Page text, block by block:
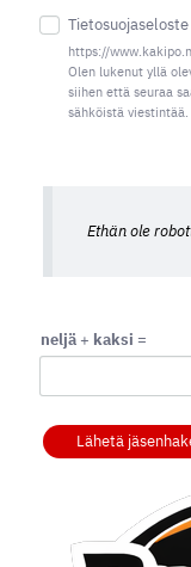
Tietosuojaseloste
https://
Olen lukenut yllä
siihen että seuraa
sähköistä viestintää.
Ethän ole
neljä + kaksi =
Lähetä